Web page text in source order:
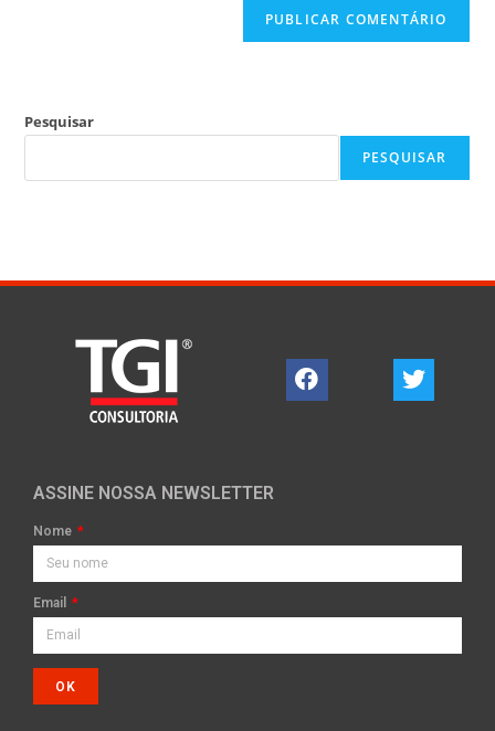
Pesquisar
PESQUISAR
ASSINE NOSSA NEWSLETTER
Nome
Email
OK